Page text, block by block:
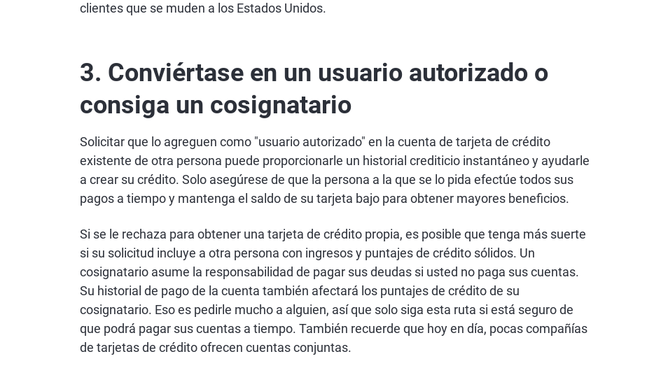
clientes que se muden a los Estados Unidos.
3. Conviértase en un usuario autorizado o
consiga un cosignatario
Solicitar que lo agreguen como "usuario autorizado" en la cuenta de tarjeta de crédito
existente de otra persona puede proporcionarle un historial crediticio instantáneo y ayudarle
a crear su crédito. Solo asegúrese de que la persona a la que se lo pida efectúe todos sus
pagos a tiempo y mantenga el saldo de su tarjeta bajo para obtener mayores beneficios.
Si se le rechaza para obtener una tarjeta de crédito propia, es posible que tenga más suerte
si su solicitud incluye a otra persona con ingresos y puntajes de crédito sólidos. Un
cosignatario asume la responsabilidad de pagar sus deudas si usted no paga sus cuentas.
Su historial de pago de la cuenta también afectará los puntajes de crédito de su
cosignatario. Eso es pedirle mucho a alguien, así que solo siga esta ruta si está seguro de
que podrá pagar sus cuentas a tiempo. También recuerde que hoy en día, pocas compañías
de tarjetas de crédito ofrecen cuentas conjuntas.